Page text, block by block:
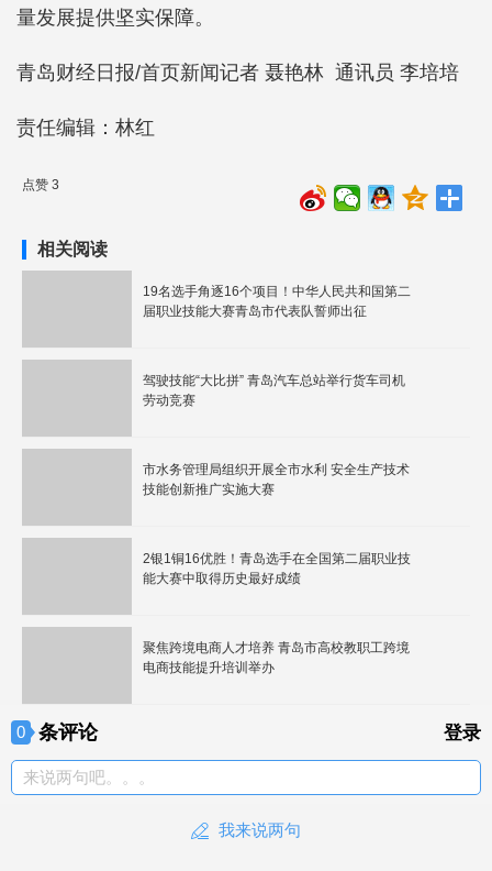
量发展提供坚实保障。
青岛财经日报/首页新闻记者 聂艳林 通讯员 李培培
责任编辑：林红
点赞 3
相关阅读
19名选手角逐16个项目！中华人民共和国第二
届职业技能大赛青岛市代表队誓师出征
驾驶技能“大比拼” 青岛汽车总站举行货车司机
劳动竞赛
市水务管理局组织开展全市水利 安全生产技术
技能创新推广实施大赛
2银1铜16优胜！青岛选手在全国第二届职业技
能大赛中取得历史最好成绩
聚焦跨境电商人才培养 青岛市高校教职工跨境
电商技能提升培训举办
0 条评论 登录
来说两句吧。。。
我来说两句